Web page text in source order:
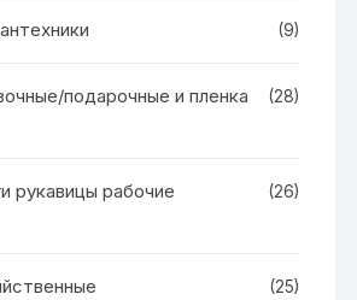
(9)
подарочные и пленка
(28)
рукавицы рабочие
(26)
(25)